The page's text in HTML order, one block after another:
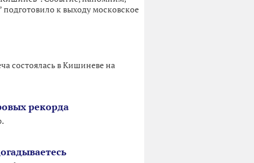
к выходу московское
состоялась в Кишиневе на
рекорда